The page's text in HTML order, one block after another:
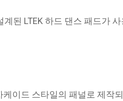
된 LTEK 하드 댄스 패드가
이드 스타일의 패널로 제작